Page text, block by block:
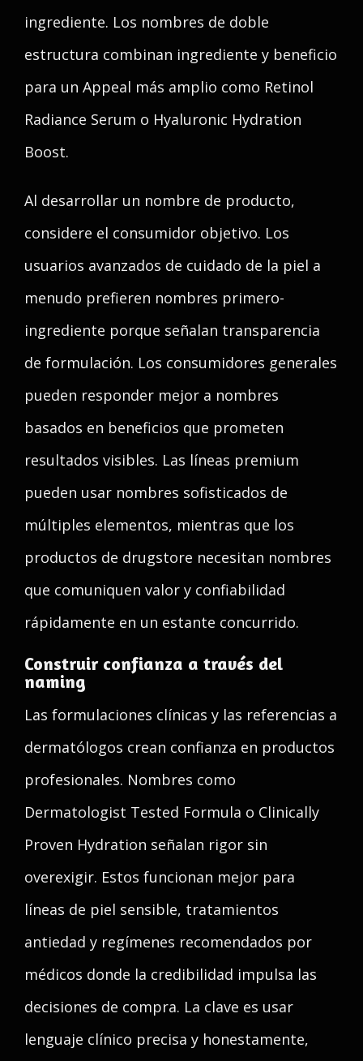
ingrediente. Los nombres de doble
estructura combinan ingrediente y beneficio
para un Appeal más amplio como Retinol
Radiance Serum o Hyaluronic Hydration
Boost.
Al desarrollar un nombre de producto,
considere el consumidor objetivo. Los
usuarios avanzados de cuidado de la piel a
menudo prefieren nombres primero-
ingrediente porque señalan transparencia
de formulación. Los consumidores generales
pueden responder mejor a nombres
basados en beneficios que prometen
resultados visibles. Las líneas premium
pueden usar nombres sofisticados de
múltiples elementos, mientras que los
productos de drugstore necesitan nombres
que comuniquen valor y confiabilidad
rápidamente en un estante concurrido.
Construir confianza a través del
naming
Las formulaciones clínicas y las referencias a
dermatólogos crean confianza en productos
profesionales. Nombres como
Dermatologist Tested Formula o Clinically
Proven Hydration señalan rigor sin
overexigir. Estos funcionan mejor para
líneas de piel sensible, tratamientos
antiedad y regímenes recomendados por
médicos donde la credibilidad impulsa las
decisiones de compra. La clave es usar
lenguaje clínico precisa y honestamente,